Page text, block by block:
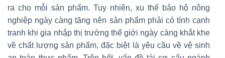
ra cho mỗi sản phẩm. Tuy nhiên, xu thế bảo hộ nông
nghiệp ngày càng tăng nên sản phẩm phải có tính cạnh
tranh khi gia nhập thị trường thế giới ngày càng khắt khe
về chất lượng sản phẩm, đặc biệt là yêu cầu về vệ sinh